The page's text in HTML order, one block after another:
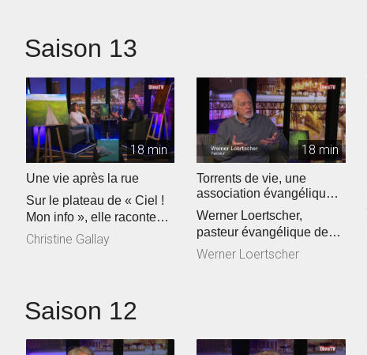
Saison 13
18 min
Une vie après la rue
Sur le plateau de « Ciel !
Mon info », elle raconte
son parcours de vie… ...
Christine Gallay
18 min
Torrents de vie, une
association évangélique
sur la sellette ?
Werner Loertscher,
pasteur évangélique de
L’association Torrents de
Werner Loertscher
Saison 12